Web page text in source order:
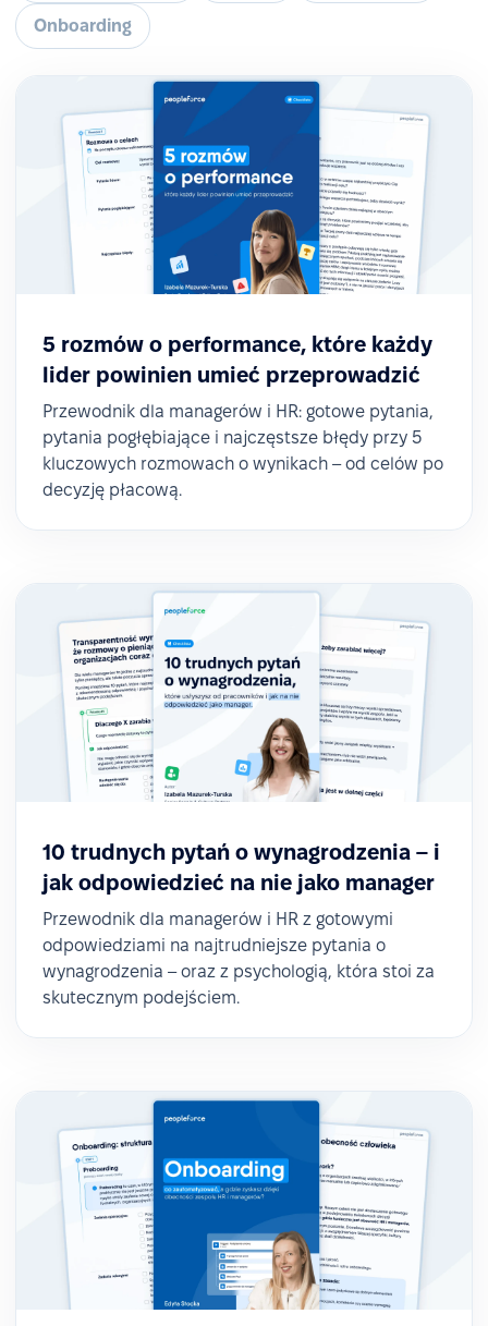
Onboarding
5 rozmów o performance, które każdy
lider powinien umieć przeprowadzić
Przewodnik dla managerów i HR: gotowe pytania,
pytania pogłębiające i najczęstsze błędy przy 5
kluczowych rozmowach o wynikach – od celów po
decyzję płacową.
10 trudnych pytań o wynagrodzenia – i
jak odpowiedzieć na nie jako manager
Przewodnik dla managerów i HR z gotowymi
odpowiedziami na najtrudniejsze pytania o
wynagrodzenia – oraz z psychologią, która stoi za
skutecznym podejściem.